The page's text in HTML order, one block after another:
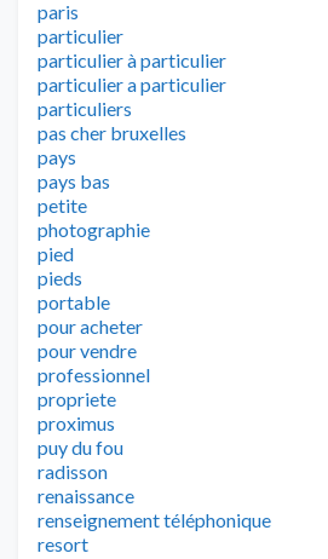
paris
particulier
particulier à particulier
particulier a particulier
particuliers
pas cher bruxelles
pays
pays bas
petite
photographie
pied
pieds
portable
pour acheter
pour vendre
professionnel
propriete
proximus
puy du fou
radisson
renaissance
renseignement téléphonique
resort